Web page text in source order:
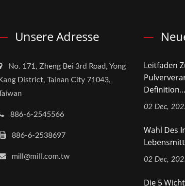
Unsere Adresse
No. 171, Zheng Bei 3rd Road, Yong
Kang District, Tainan City 71043,
886-6-2545566
886-6-2538697
mill@mill.com.tw
Leitfaden
Definition...
02 Dec,
Wahl Des
02 Dec,
Die 5